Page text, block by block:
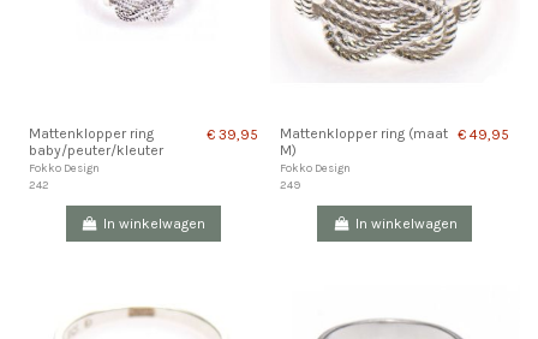
Mattenklopper ring
baby/peuter/kleuter
Fokko Design
242
€ 39,95
In winkelwagen
Mattenklopper ring (maat
M)
Fokko Design
249
€ 49,95
In winkelwagen